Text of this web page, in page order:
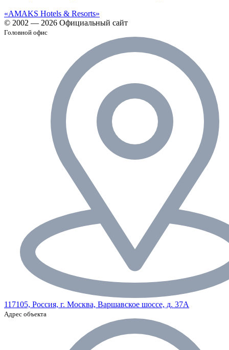
«AMAKS Hotels & Resorts»
© 2002 — 2026 Официальный сайт
Головной офис
117105, Россия, г. Москва, Варшавское шоссе, д. 37А
Адрес объекта